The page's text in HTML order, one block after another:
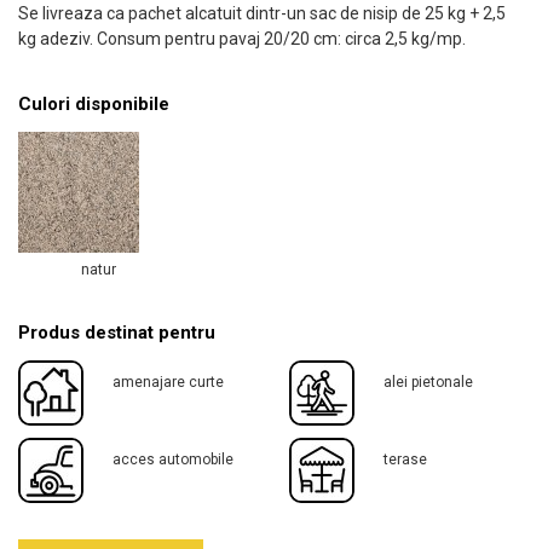
Se livreaza ca pachet alcatuit dintr-un sac de nisip de 25 kg + 2,5
kg adeziv. Consum pentru pavaj 20/20 cm: circa 2,5 kg/mp.
Culori disponibile
natur
Produs destinat pentru
amenajare curte alei pietonale
acces automobile terase